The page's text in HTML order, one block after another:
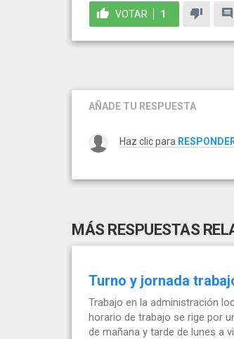
VOTAR 1
AÑADE TU RESPUESTA
Haz clic para
MÁS RESPUESTAS
Turno y jornada
Trabajo en la administración
horario de trabajo se rige por
de mañana y tarde de lunes a